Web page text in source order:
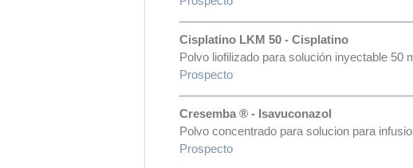
Cisplatino LKM 50 - Cisplatino
Polvo liofilizado para solución inyectable 50
Prospecto
Cresemba ® - Isavuconazol
Polvo concentrado para solucion para
Prospecto